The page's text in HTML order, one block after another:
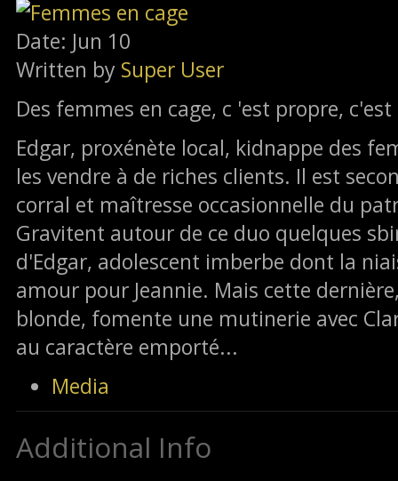
Date: Jun 10
Written by Super User
Des femmes en cage, c 'est propre,
Edgar, proxénète local, kidnappe des
les vendre à de riches clients. Il est
corral et maîtresse occasionnelle du
Gravitent autour de ce duo quelques
d'Edgar, adolescent imberbe dont la
amour pour Jeannie. Mais cette
blonde, fomente une mutinerie avec
au caractère emporté...
Media
Additional Info